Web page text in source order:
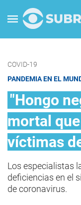
COVID-19
PANDEMIA EN EL
"Hongo
mortal
víctimas
Los especialistas
deficiencias en el
de coronavirus.